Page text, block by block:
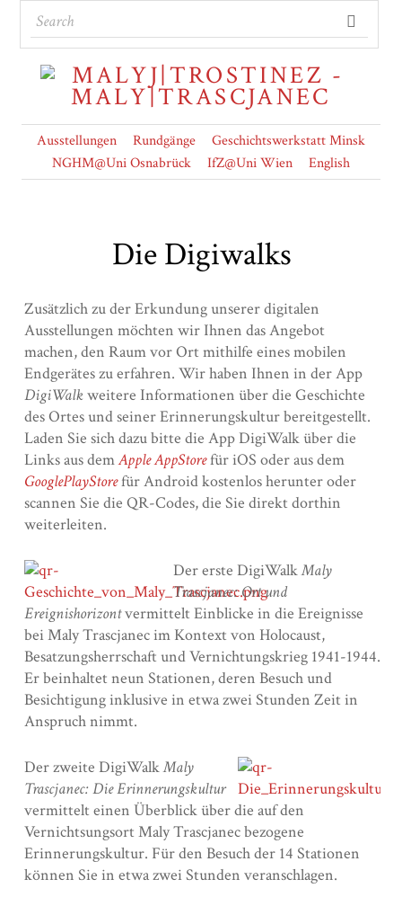
Ausstellungen Rundgänge
Geschichtswerkstatt Minsk
NGHM@Uni Osnabrück
IfZ@Uni Wien English
Die Digiwalks
Zusätzlich zu der Erkundung unserer digitalen
Ausstellungen möchten wir Ihnen das Angebot
machen, den Raum vor Ort mithilfe eines mobilen
Endgerätes zu erfahren. Wir haben Ihnen in der App
DigiWalk weitere Informationen über die Geschichte
des Ortes und seiner Erinnerungskultur bereitgestellt.
Laden Sie sich dazu bitte die App DigiWalk über die
Links aus demApple AppStorefür iOS oder aus dem
GooglePlayStorefür Android kostenlos herunter oder
scannen Sie die QR-Codes, die Sie direkt dorthin
weiterleiten.
Der erste DigiWalkMaly
Trascjanec: Ort und
Ereignishorizontvermittelt Einblicke in die Ereignisse
bei Maly Trascjanec im Kontext von Holocaust,
Besatzungsherrschaft und Vernichtungskrieg 1941-1944.
Er beinhaltet neun Stationen, deren Besuch und
Besichtigung inklusive in etwa zwei Stunden Zeit in
Anspruch nimmt.
Der zweite DigiWalkMaly
Trascjanec: Die Erinnerungskultur
vermittelt einen Überblick über die auf den
Vernichtsungsort Maly Trascjanec bezogene
Erinnerungskultur. Für den Besuch der 14 Stationen
können Sie in etwa zwei Stunden veranschlagen.